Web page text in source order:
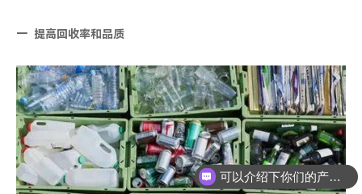
一 提高回收率和品质
可以介绍下你们的产品么